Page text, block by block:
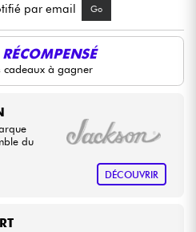
par email Go
cadeaux à gagner
du
DÉCOUVRIR